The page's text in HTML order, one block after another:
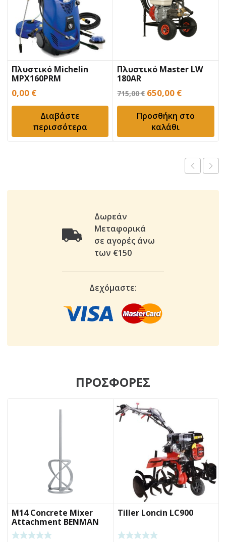
Πλυστικό Michelin
MPX160PRM
0,00 €
Διαβάστε
περισσότερα
Πλυστικό Master LW
180AR
715,00€ Original
price
was:
715,00 €.
650,00 €Η
τρέχουσα
τιμή
650,00 €.
Προσθήκη στο
καλάθι
Δωρεάν
Μεταφορικά
σε αγορές άνω
των €150
Δεχόμαστε:
ΠΡΟΣΦΟΡΕΣ
M14 Concrete Mixer
Attachment BENMAN
MK160M
Tiller Loncin LC900